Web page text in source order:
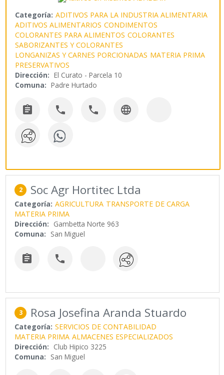
Categoría: ADITIVOS PARA LA INDUSTRIA ALIMENTARIA
ADITIVOS ALIMENTARIOS CONDIMENTOS
COLORANTES PARA ALIMENTOS COLORANTES
SABORIZANTES Y COLORANTES
LONGANIZAS Y CARNES PORCIONADAS MATERIA PRIMA
PRESERVATIVOS
Dirección: El Curato - Parcela 10
Comuna: Padre Hurtado
   
2 Soc Agr Hortitec Ltda
Categoría: AGRICULTURA TRANSPORTE DE CARGA
MATERIA PRIMA
Dirección: Gambetta Norte 963
Comuna: San Miguel
 
3 Rosa Josefina Aranda Stuardo
Categoría: SERVICIOS DE CONTABILIDAD
MATERIA PRIMA ALMACENES ESPECIALIZADOS
Dirección: Club Hipico 3225
Comuna: San Miguel